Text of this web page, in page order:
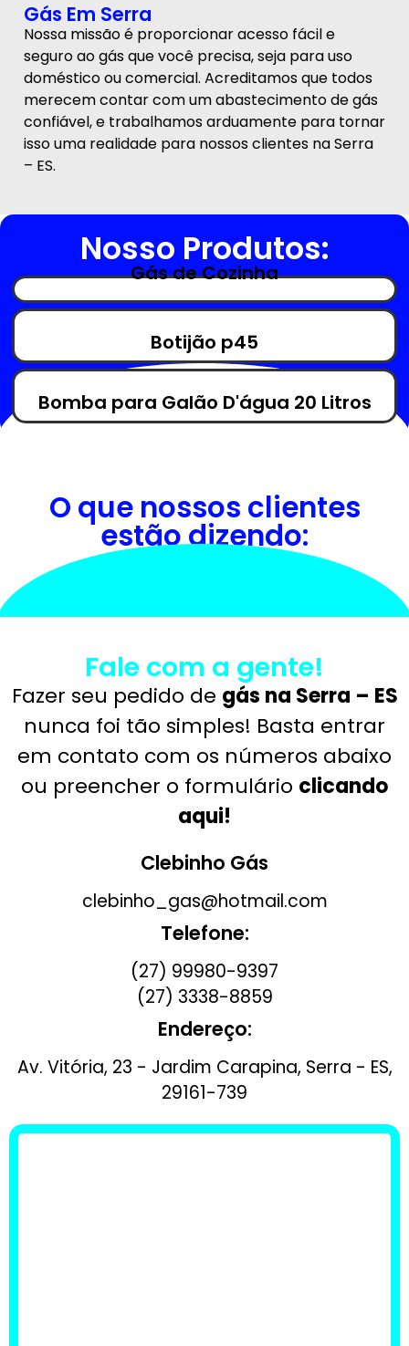
Gás Em Serra
Nossa missão é proporcionar acesso fácil e
seguro ao gás que você precisa, seja para uso
doméstico ou comercial. Acreditamos que todos
merecem contar com um abastecimento de gás
confiável, e trabalhamos arduamente para tornar
isso uma realidade para nossos clientes na Serra
– ES.
Nosso Produtos:
Gás de Cozinha
Botijão p45
Bomba para Galão D'água 20 Litros
O que nossos clientes
estão dizendo:
Fale com a gente!
Fazer seu pedido de gás na Serra – ES
nunca foi tão simples! Basta entrar
em contato com os números abaixo
ou preencher o formulário clicando
aqui!
Clebinho Gás
clebinho_gas@hotmail.com
Telefone:
(27) 99980-9397
(27) 3338-8859
Endereço:
Av. Vitória, 23 - Jardim Carapina, Serra - ES,
29161-739